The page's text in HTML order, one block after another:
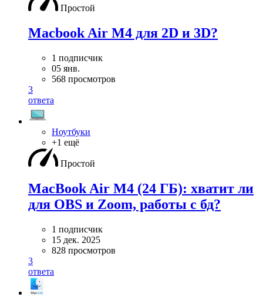
Простой
Macbook Air M4 для 2D и 3D?
1 подписчик
05 янв.
568 просмотров
3
ответа
Ноутбуки
+1 ещё
Простой
MacBook Air M4 (24 ГБ): хватит ли
для OBS и Zoom, работы с бд?
1 подписчик
15 дек. 2025
828 просмотров
3
ответа